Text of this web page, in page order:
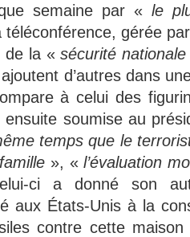
semaine par «le
téléconférence, gérée
de la «sécurité nationale
d’autres dans
à celui des
soumise au
temps que le
», «l’évaluation
ci a donné son
aux États-Unis à la
contre cette